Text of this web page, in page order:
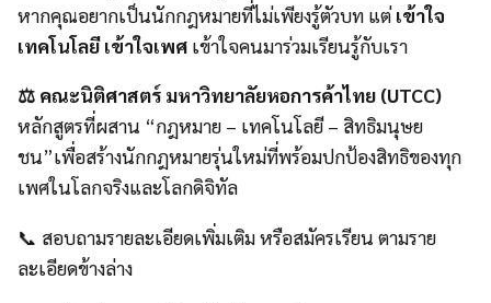
หากคุณอยากเป็นนักกฎหมายที่ไม่เพียงรู้ตัวบท แต่เข้าใจ
เทคโนโลยี เข้าใจเพศ เข้าใจคนมาร่วมเรียนรู้กับเรา
⚖️ คณะนิติศาสตร์ มหาวิทยาลัยหอการค้าไทย (UTCC)
หลักสูตรที่ผสาน “กฎหมาย – เทคโนโลยี – สิทธิมนุษย
ชน”เพื่อสร้างนักกฎหมายรุ่นใหม่ที่พร้อมปกป้องสิทธิของทุก
เพศในโลกจริงและโลกดิจิทัล
📞 สอบถามรายละเอียดเพิ่มเติม หรือสมัครเรียน ตามราย
ละเอียดข้างล่าง